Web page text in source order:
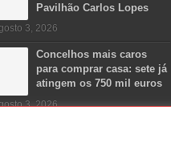
Pavilhão Carlos Lopes
3, 2026
Concelhos mais caros
para comprar casa: sete já
atingem os 750 mil euros
3, 2026